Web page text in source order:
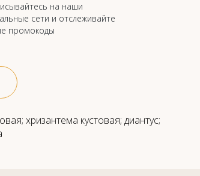
на наши
сети и отслеживайте
промокоды
хризантема кустовая; диантус;